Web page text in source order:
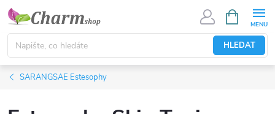
Přejít
obsah
HLEDAT
NÁKUPNÍ
KOŠÍK
SARANGSAE Estesophy